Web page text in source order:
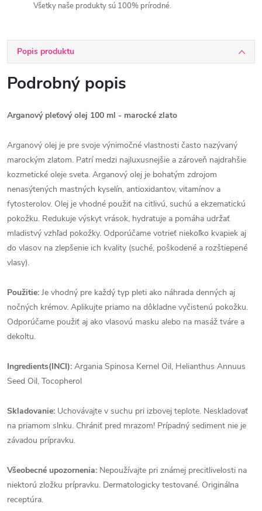
Všetky naše produkty sú 100% prírodné.
Popis produktu
Podrobný popis
Arganový pleťový olej 100 ml - marocké zlato
Arganový olej je pre svoje výnimočné vlastnosti často nazývaný
marockým zlatom. Patrí medzi najluxusnejšie a zároveň najdrahšie
kozmetické oleje sveta. Arganový olej je bohatým zdrojom
nenasýtených mastných kyselín, antioxidantov, vitamínov a
fytosterolov. Olej je vhodné použiť na citlivú, suchú a ekzematickú
pokožku. Redukuje výskyt vrások, hydratuje a pomáha udržať
mladistvý vzhľad pokožky. Odporúčame votrieť niekoľko kvapiek aj
do vlasov na zlepšenie ich kvality (suché, poškodené a rozštiepené
vlasy).
Použitie: Je vhodný pre každý typ pleti ako náhrada denných aj
nočných krémov. Aplikujte priamo na dôkladne vyčistenú pokožku.
Odporúčame použiť aj ako vlasovú masku alebo na masáž tváre a
dekoltu.
Ingredients(INCI): Argania Spinosa Kernel Oil, Helianthus Annuus
Seed Oil, Tocopherol
Skladovanie: Uchovávajte v suchu pri izbovej teplote. Neskladovať
na priamom slnku. Chrániť pred mrazom! Prípadný sediment nie je
závadou prípravku.
Všeobecné upozornenia: Nepoužívajte pri známej precitlivelosti na
niektorú zložku prípravku. Dermatologicky testované. Originálna
receptúra.